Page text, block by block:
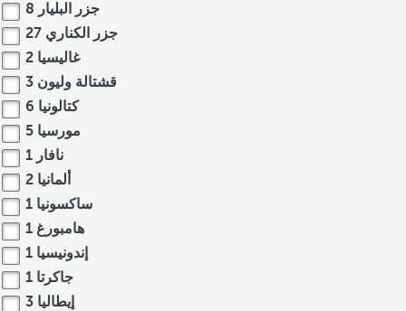
جزر البليار 8
جزر الكناري 27
غاليسيا 2
قشتالة وليون 3
كتالونيا 6
مورسيا 5
نافار 1
ألمانيا 2
ساكسونيا 1
هامبورغ 1
إندونيسيا 1
جاكرتا 1
إيطاليا 3